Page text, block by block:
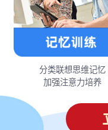
分类联想思维记忆
加强注意力培养